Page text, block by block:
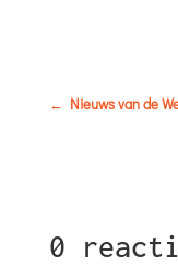
← Nieuws van de
0